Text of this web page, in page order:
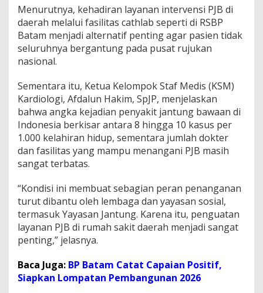
w
a
s
a
T
p
a
B
e
d
a
h
b
u
k
a
Menurutnya, kehadiran layanan intervensi PJB di
daerah melalui fasilitas cathlab seperti di RSBP
Batam menjadi alternatif penting agar pasien tidak
seluruhnya bergantung pada pusat rujukan
nasional.
Sementara itu, Ketua Kelompok Staf Medis (KSM)
Kardiologi, Afdalun Hakim, SpJP, menjelaskan
bahwa angka kejadian penyakit jantung bawaan di
Indonesia berkisar antara 8 hingga 10 kasus per
1.000 kelahiran hidup, sementara jumlah dokter
dan fasilitas yang mampu menangani PJB masih
sangat terbatas.
“Kondisi ini membuat sebagian peran penanganan
turut dibantu oleh lembaga dan yayasan sosial,
termasuk Yayasan Jantung. Karena itu, penguatan
layanan PJB di rumah sakit daerah menjadi sangat
penting,” jelasnya.
Baca Juga: BP Batam Catat Capaian Positif,
Siapkan Lompatan Pembangunan 2026